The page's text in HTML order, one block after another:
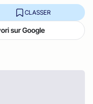
CLASSER
sur Google